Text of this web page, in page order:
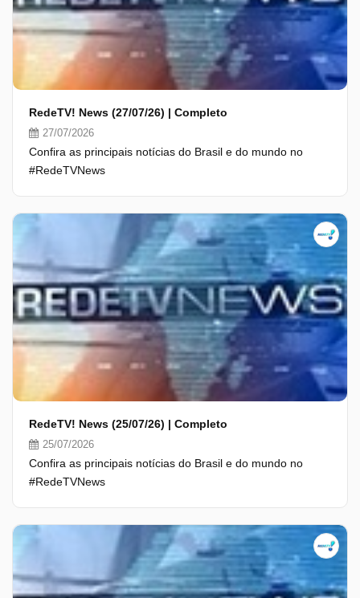
RedeTV! News (27/07/26) | Completo
27/07/2026
Confira as principais notícias do Brasil e do mundo no
#RedeTVNews
RedeTV! News (25/07/26) | Completo
25/07/2026
Confira as principais notícias do Brasil e do mundo no
#RedeTVNews